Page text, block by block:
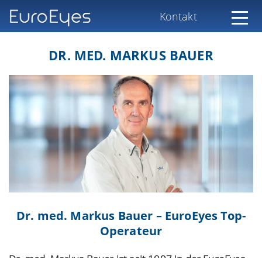
Kontakt
DR. MED. MARKUS BAUER
Dr. med. Markus Bauer – EuroEyes Top-
Operateur